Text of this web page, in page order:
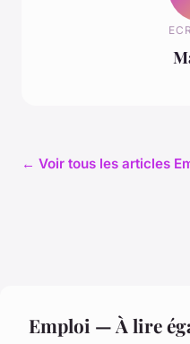
← Voir tous les articles
Emploi — À lire